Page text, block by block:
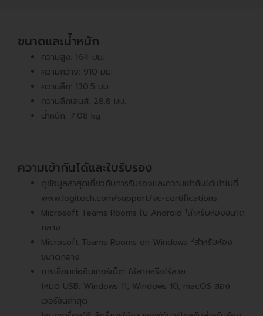
ขนาดและน้ำหนัก
ความสูง: 164 มม.
ความกว้าง: 910 มม.
ความลึก: 130.5 มม.
ความลึกเลนส์: 28.8 มม.
น้ำหนัก: 7.08 kg
ความเข้ากันได้และใบรับรอง
ดูข้อมูลล่าสุดเกี่ยวกับการรับรองและความเข้ากันได้เข้าไปที่
www.logitech.com/support/vc-certifications
Microsoft Teams Rooms ใน Android 1สำหรับห้องขนาด
กลาง
Microsoft Teams Rooms on Windows 2สำหรับห้อง
ขนาดกลาง
การเชื่อมต่ออินเทอร์เน็ต: ใช้สายหรือไร้สาย
โหมด USB: Windows 11, Windows 10, macOS สอง
เวอร์ชันล่าสุด